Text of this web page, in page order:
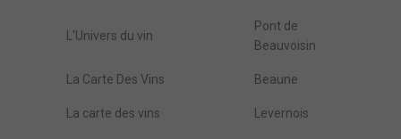
L'Univers du vin
Pont de
Beauvoisin
La Carte Des Vins Beaune
La carte des vins Levernois